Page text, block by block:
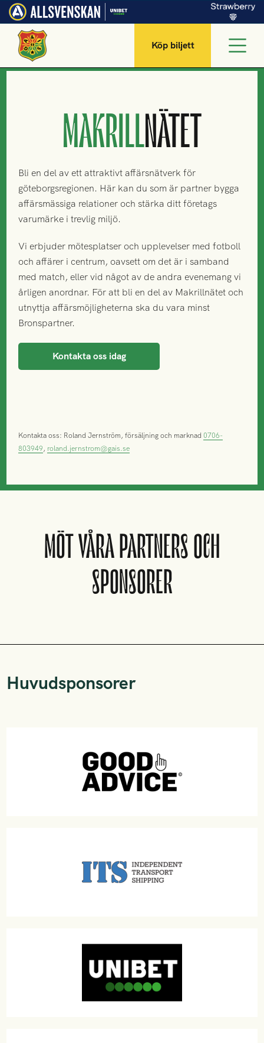
Köp biljett
MAKRILLNÄTET
Bli en del av ett attraktivt affärsnätverk för
göteborgsregionen. Här kan du som är partner bygga
affärsmässiga relationer och stärka ditt företags
varumärke i trevlig miljö.
Vi erbjuder mötesplatser och upplevelser med fotboll
och affärer i centrum, oavsett om det är i samband
med match, eller vid något av de andra evenemang vi
årligen anordnar. För att bli en del av Makrillnätet och
utnyttja affärsmöjligheterna ska du vara minst
Bronspartner.
Kontakta oss idag
Kontakta oss: Roland Jernström, försäljning och marknad0706-
803949, roland.jernstrom@gais.se
MÖT VÅRA PARTNERS OCH
SPONSORER
Huvudsponsorer